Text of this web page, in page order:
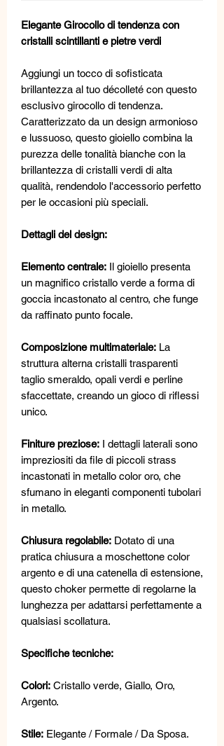
Elegante Girocollo di tendenza con
cristalli scintillanti e pietre verdi
Aggiungi un tocco di sofisticata
brillantezza al tuo décolleté con questo
esclusivo girocollo di tendenza.
Caratterizzato da un design armonioso
e lussuoso, questo gioiello combina la
purezza delle tonalità bianche con la
brillantezza di cristalli verdi di alta
qualità, rendendolo l'accessorio perfetto
per le occasioni più speciali.
Dettagli del design:
Elemento centrale: Il gioiello presenta
un magnifico cristallo verde a forma di
goccia incastonato al centro, che funge
da raffinato punto focale.
Composizione multimateriale: La
struttura alterna cristalli trasparenti
taglio smeraldo, opali verdi e perline
sfaccettate, creando un gioco di riflessi
unico.
Finiture preziose: I dettagli laterali sono
impreziositi da file di piccoli strass
incastonati in metallo color oro, che
sfumano in eleganti componenti tubolari
in metallo.
Chiusura regolabile: Dotato di una
pratica chiusura a moschettone color
argento e di una catenella di estensione,
questo choker permette di regolarne la
lunghezza per adattarsi perfettamente a
qualsiasi scollatura.
Specifiche tecniche:
Colori: Cristallo verde, Giallo, Oro,
Argento.
Stile: Elegante / Formale / Da Sposa.